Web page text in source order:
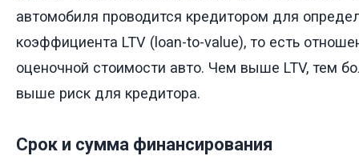
автомобиля проводится кредитором для
коэффициента LTV (loan-to-value), то есть
оценочной стоимости авто. Чем выше LTV, тем
выше риск для кредитора.
Срок и сумма финансирования